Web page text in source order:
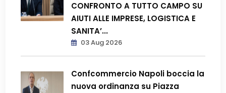
CONFRONTO A TUTTO CAMPO SU
AIUTI ALLE IMPRESE, LOGISTICA E
SANITA’...
03 Aug 2026
Confcommercio Napoli boccia la
nuova ordinanza su Piazza